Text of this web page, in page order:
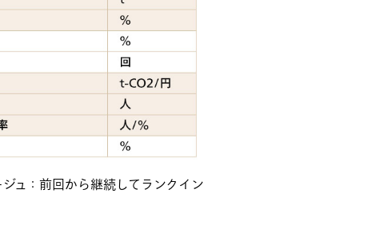
ュ：前回から継続してランクイン